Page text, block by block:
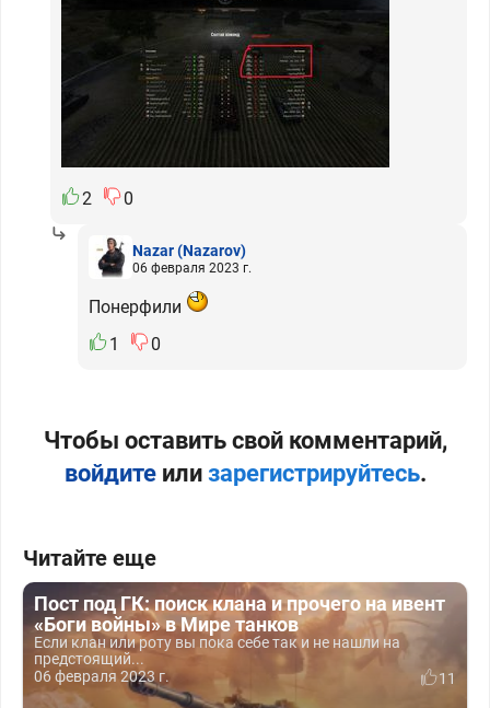
2 0
Nazar(Nazarov)
06 февраля 2023 г.
Понерфили
1
0
Чтобы оставить свой комментарий,
войдитеили зарегистрируйтесь.
Читайте еще
Пост под ГК: поиск клана и прочего на ивент
«Боги войны» в Мире танков
Если клан или роту вы пока себе так и не нашли на
предстоящий...
06 февраля 2023 г.
11